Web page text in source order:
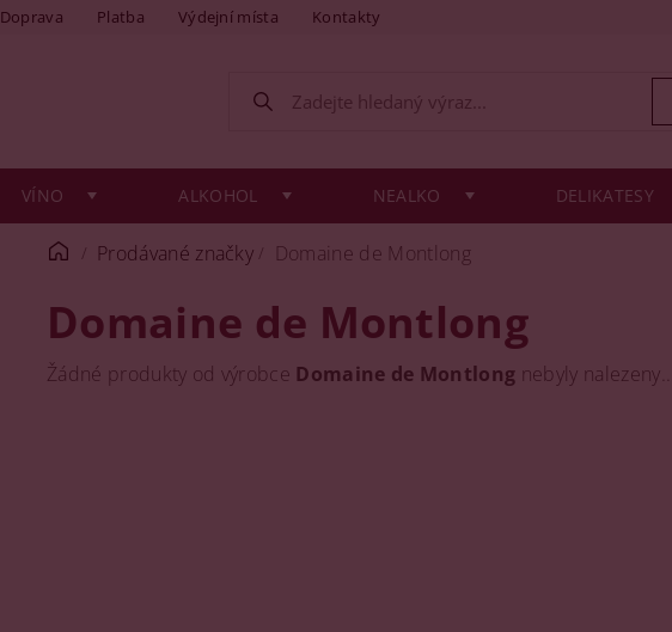
Doprava Platba Výdejní místa Kontakty
VÍNO ALKOHOL NEALKO DELIKATESY
Prodávané značky Domaine de Montlong
Domaine de Montlong
Žádné produkty od výrobce Domaine de Montlong nebyly nalezeny....